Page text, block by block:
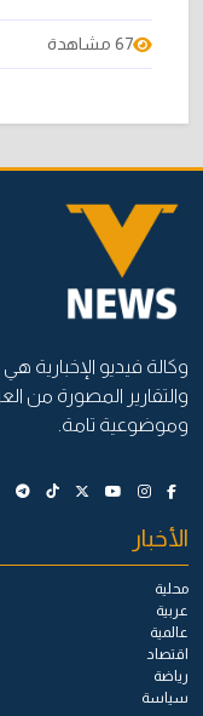
67 مشاهدة
وكالة فيديو الإخبارية
والتقارير المصورة من
وموضوعية تامة.
الأخبار
محلية
عربية
عالمية
اقتصاد
رياضة
سياسة